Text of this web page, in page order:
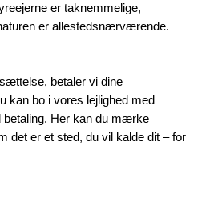
er taknemmelige,
er allestedsnærværende.
betaler vi dine
kan bo i vores lejlighed med
betaling. Her kan du mærke
det er et sted, du vil kalde dit – for